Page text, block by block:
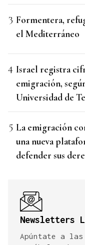
Formentera,
el Mediterráneo
Israel registra
emigración,
Universidad de
La emigración
una nueva
defender sus
Newsletters
Apúntate a